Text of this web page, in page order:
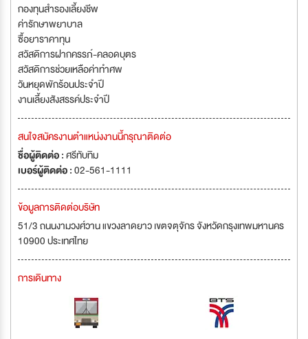
กองทุนสำรองเลี้ยงชีพ
ค่ารักษาพยาบาล
ซื้อยาราคาทุน
สวัสดิการฝากครรภ์-คลอดบุตร
สวัสดิการช่วยเหลือค่าทำศพ
วันหยุดพักร้อนประจำปี
งานเลี้ยงสังสรรค์ประจำปี
สนใจสมัครงานตำแหน่งงานนี้กรุณาติดต่อ
ชื่อผู้ติดต่อ :ศรีทับทิม
เบอร์ผู้ติดต่อ :02-561-1111
ข้อมูลการติดต่อบริษัท
51/3 ถนนงามวงศ์วาน แขวงลาดยาว เขตจตุจักร จังหวัดกรุงเทพมหานคร
10900 ประเทศไทย
การเดินทาง